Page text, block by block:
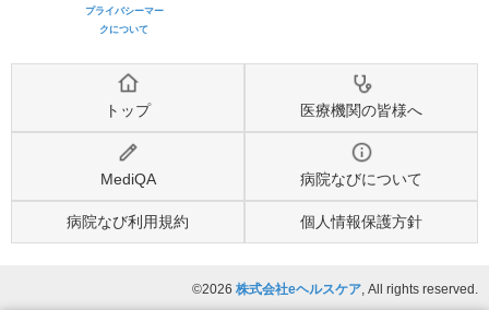
プライバシーマー
クについて
トップ 医療機関の皆様へ
MediQA 病院なびについて
病院なび利用規約 個人情報保護方針
©2026 株式会社eヘルスケア, All rights reserved.